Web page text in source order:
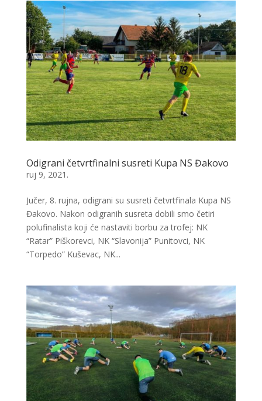
Odigrani četvrtfinalni susreti Kupa NS Đakovo
ruj 9, 2021.
Jučer, 8. rujna, odigrani su susreti četvrtfinala Kupa NS
Đakovo. Nakon odigranih susreta dobili smo četiri
polufinalista koji će nastaviti borbu za trofej: NK
“Ratar” Piškorevci, NK “Slavonija” Punitovci, NK
“Torpedo” Kuševac, NK...